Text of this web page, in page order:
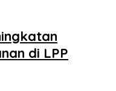
di LPP